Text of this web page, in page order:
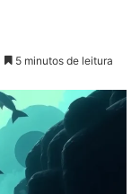
5 minutos de leitura